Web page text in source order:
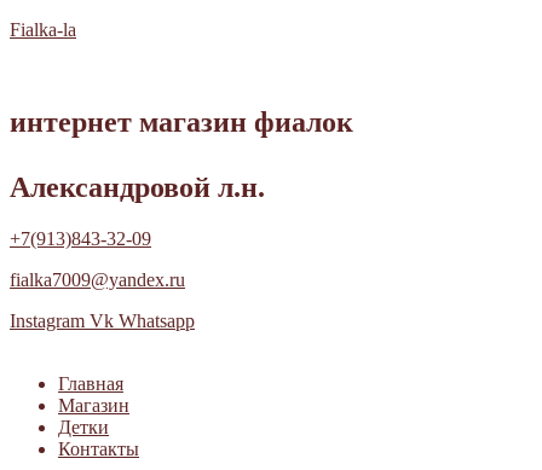
Fialka-la
интернет магазин фиалок
Александровой л.н.
+7(913)843-32-09
fialka7009@yandex.ru
Instagram Vk Whatsapp
Главная
Магазин
Детки
Контакты